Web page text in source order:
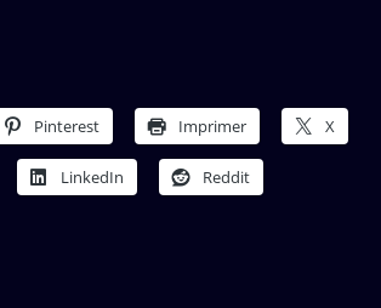
Pinterest Imprimer X
LinkedIn Reddit